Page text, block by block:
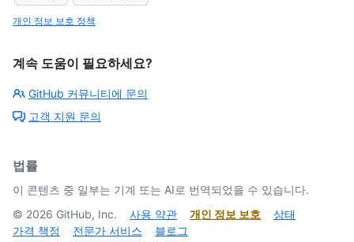
개인 정보 보호 정책
계속 도움이 필요하세요?
GitHub 커뮤니티에 문의
고객 지원 문의
법률
이 콘텐츠 중 일부는 기계 또는 AI로 번역되었을 수 있습니다.
© 2026 GitHub, Inc. 사용 약관 개인 정보 보호
상태
가격 책정
전문가 서비스 블로그